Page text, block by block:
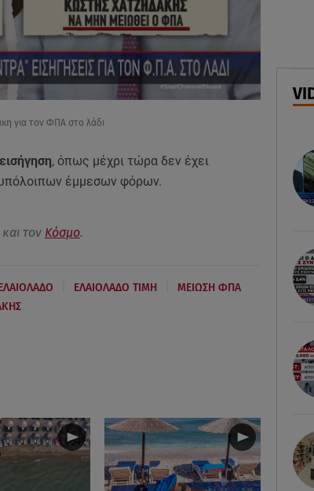
για τον ΦΠΑ στο λάδι
, όπως μέχρι τώρα δεν έχει
υπόλοιπων έμμεσων φόρων.
τον Κόσμο.
ΕΛΑΙΟΛΑΔΟ ΤΙΜΗ ΜΕΙΩΣΗ ΦΠΑ